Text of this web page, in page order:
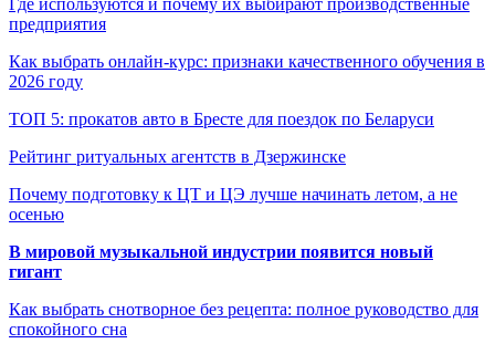
предприятия
Как выбрать онлайн-курс: признаки качественного обучения в
2026 году
ТОП 5: прокатов авто в Бресте для поездок по Беларуси
Рейтинг ритуальных агентств в Дзержинске
Почему подготовку к ЦТ и ЦЭ лучше начинать летом, а не
осенью
В мировой музыкальной индустрии появится новый
гигант
Как выбрать снотворное без рецепта: полное руководство для
спокойного сна